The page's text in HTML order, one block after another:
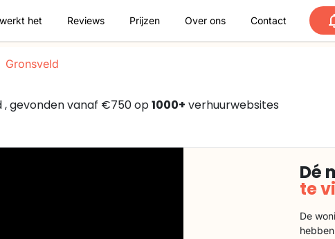
het Reviews Prijzen Over ons Contact
Gronsveld
, gevonden vanaf €750 op1000+ verhuurwebsites
Dé
te
De